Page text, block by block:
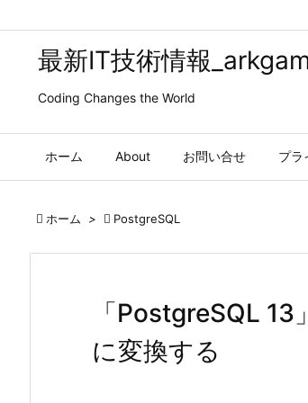
最新IT技術情報
Coding Changes the World
ホーム About お問い合せ プラ
 ホーム >  PostgreSQL
「PostgreSQL
に変換する